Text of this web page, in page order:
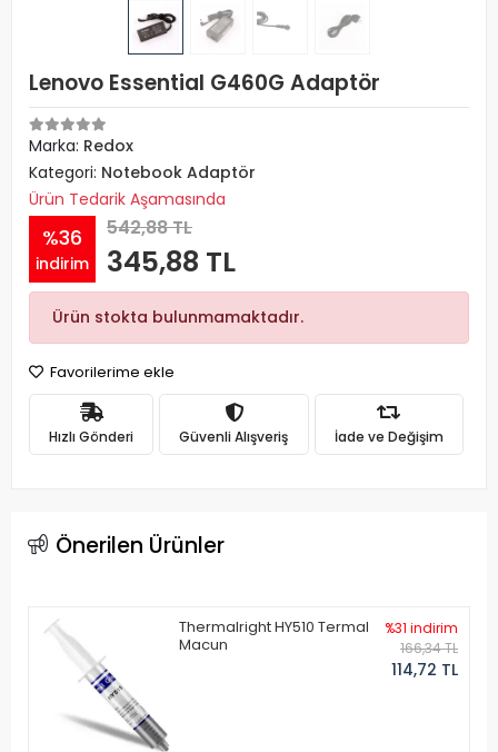
Lenovo Essential G460G Adaptör
Marka: Redox
Kategori: Notebook Adaptör
Ürün Tedarik Aşamasında
%36
indirim
542,88 TL
345,88 TL
Ürün stokta bulunmamaktadır.
Favorilerime ekle
Hızlı Gönderi Güvenli Alışveriş İade ve Değişim
Önerilen Ürünler
Thermalright HY510 Termal
Macun
%31 indirim
166,34 TL
114,72 TL